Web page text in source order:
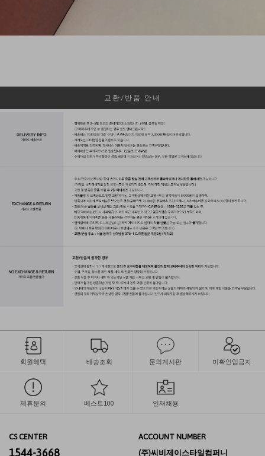
교환/반품 안내
회원혜택 배송조회 문의게시판 미확인입금자
제휴문의 베스트100 인재채용
CS CENTER
1544-3668
ACCOUNT NUMBER
(주)씨비제이스타일컴퍼니